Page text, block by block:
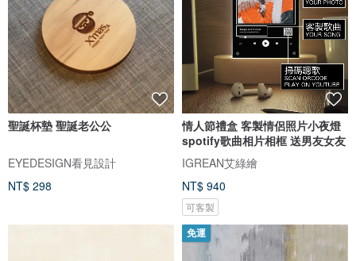
聖誕杯墊 聖誕老公公
EYEDESIGN看見設計
NT$ 298
情人節禮盒 客製情侶照片小夜燈
spotify歌曲相片相框 送男友女友
IGREAN艾綠繪
NT$ 940
可客製
免運